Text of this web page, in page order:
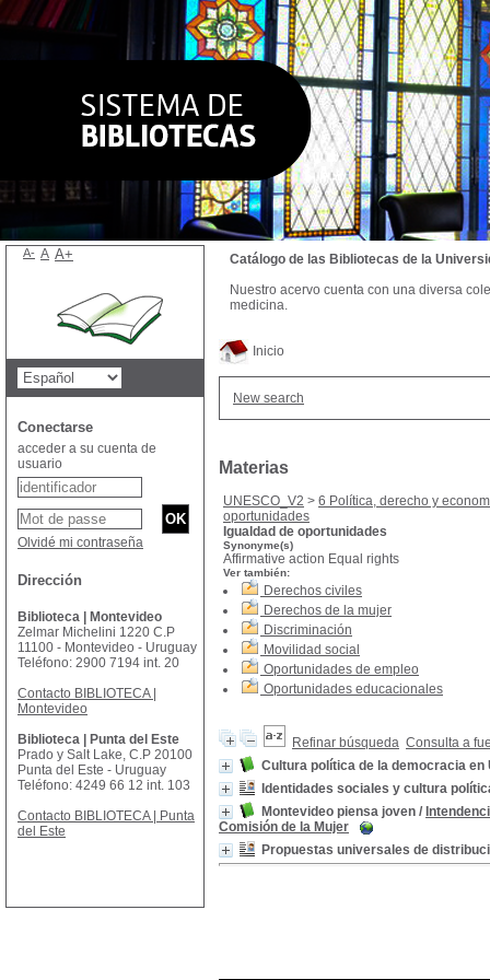
Inicio
New search
Materias
UNESCO_V2 > 6 Política, derecho y
oportunidades
Igualdad de oportunidades
Synonyme(s)
Affirmative action Equal rights
Ver también:
Derechos civiles
Derechos de la mujer
Discriminación
Movilidad social
Oportunidades de empleo
Oportunidades educacionales
Refinar búsqueda Consulta a
Cultura política de la democracia
Identidades sociales y cultura
Montevideo piensa joven /
Comisión de la Mujer
Propuestas universales de
Catálogo de las Bibliotecas de la
Nuestro acervo cuenta con una diversa
medicina.
A- A A+
Conectarse
acceder a su cuenta de
usuario
Olvidé mi contraseña
Dirección
Biblioteca | Montevideo
Zelmar Michelini 1220 C.P
11100 - Montevideo - Uruguay
Teléfono: 2900 7194 int. 20
Contacto BIBLIOTECA |
Montevideo
Biblioteca | Punta del Este
Prado y Salt Lake, C.P 20100
Punta del Este - Uruguay
Teléfono: 4249 66 12 int. 103
Contacto BIBLIOTECA | Punta
del Este